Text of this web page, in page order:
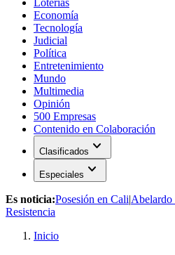
Loterías
Economía
Tecnología
Judicial
Política
Entretenimiento
Mundo
Multimedia
Opinión
500 Empresas
Contenido en Colaboración
Clasificados expand_more
Especiales expand_more
Es noticia:Posesión en Cali|Abelardo
Resistencia
Inicio